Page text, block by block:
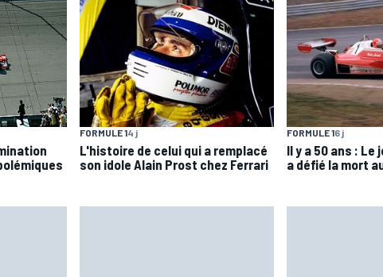
FORMULE 14 j
L'histoire de celui qui a remplacé
son idole Alain Prost chez Ferrari
FORMULE 16 j
Il y a 50 ans : Le
a défié la mort